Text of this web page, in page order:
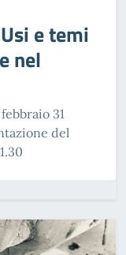
e temi
nel
31
del